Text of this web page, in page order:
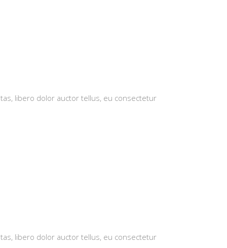
libero dolor auctor tellus, eu consectetur
libero dolor auctor tellus, eu consectetur